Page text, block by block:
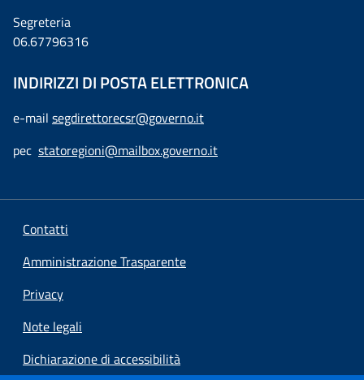
Segreteria
06.67796316
INDIRIZZI DI POSTA ELETTRONICA
e-mail segdirettorecsr@governo.it
pec statoregioni@mailbox.governo.it
Contatti
Amministrazione Trasparente
Privacy
Note legali
Dichiarazione di accessibilità